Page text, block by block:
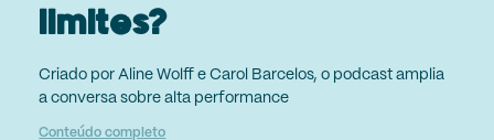
limites?
Criado por Aline Wolff e Carol Barcelos, o podcast amplia
a conversa sobre alta performance
Conteúdo completo